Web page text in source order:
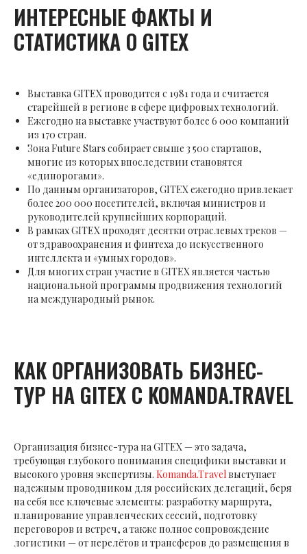
ИНТЕРЕСНЫЕ ФАКТЫ И
СТАТИСТИКА О GITEX
Выставка GITEX проводится с 1981 года и считается
старейшей в регионе в сфере цифровых технологий.
Ежегодно на выставке участвуют более 6 000 компаний
из 170 стран.
Зона Future Stars собирает свыше 3 500 стартапов,
многие из которых впоследствии становятся
«единорогами».
По данным организаторов, GITEX ежегодно привлекает
более 200 000 посетителей, включая министров и
руководителей крупнейших корпораций.
В рамках GITEX проходят десятки отраслевых треков —
от здравоохранения и финтеха до искусственного
интеллекта и «умных городов».
Для многих стран участие в GITEX является частью
национальной программы продвижения технологий
на международный рынок.
КАК ОРГАНИЗОВАТЬ БИЗНЕС-
ТУР НА GITEX С KOMANDA.TRAVEL
Организация бизнес-тура на GITEX — это задача,
требующая глубокого понимания специфики выставки и
высокого уровня экспертизы. Komanda.Travel выступает
надежным проводником для российских делегаций, беря
на себя все ключевые элементы: разработку маршрута,
планирование управленческих сессий, подготовку
переговоров и встреч, а также полное сопровождение
логистики — от перелётов и трансферов до размещения в